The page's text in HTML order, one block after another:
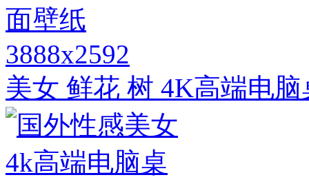
3888x2592
美女 鲜花 树 4K高端电